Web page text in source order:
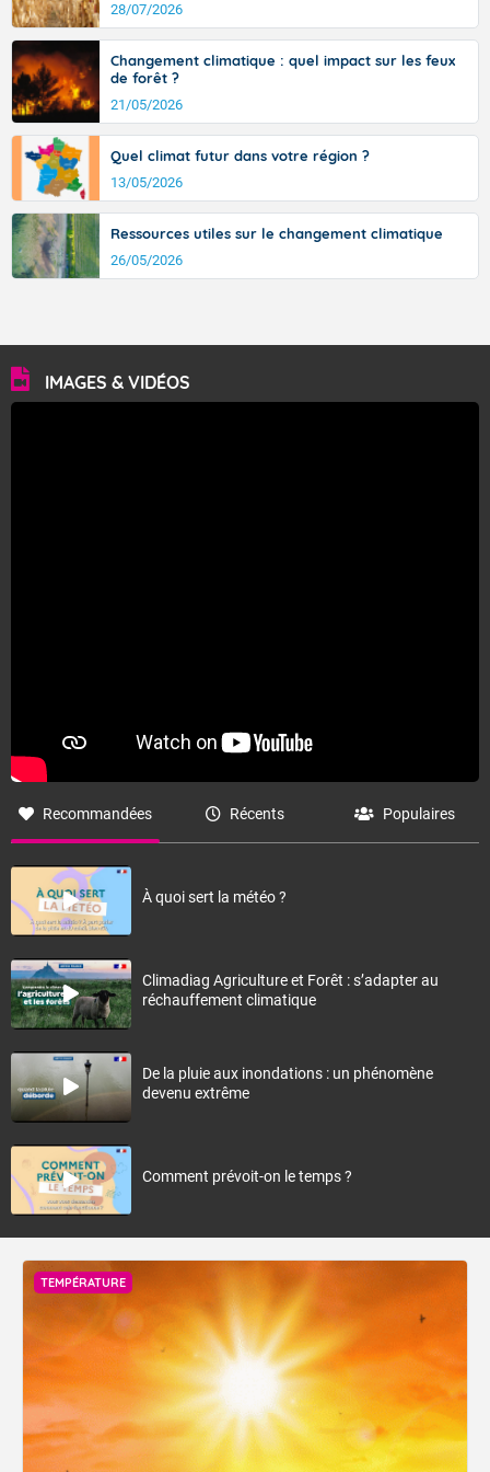
avec des pointes jusqu'à 37 à 38 degrés dans l'arrière-
pays varois et en vallée de la Garonne.
28/07/2026
Changement climatique : quel impact sur les feux
de forêt ?
21/05/2026
Quel climat futur dans votre région ?
13/05/2026
Ressources utiles sur le changement climatique
26/05/2026
IMAGES & VIDÉOS
Recommandées Récents Populaires
À quoi sert la météo ?
Climadiag Agriculture et Forêt : s’adapter au
réchauffement climatique
De la pluie aux inondations : un phénomène
devenu extrême
Comment prévoit-on le temps ?
TEMPÉRATURE